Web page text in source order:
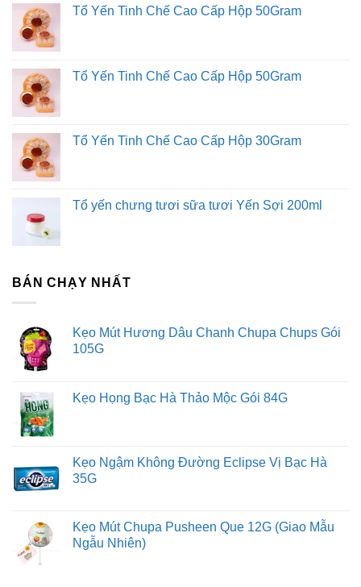
Tổ Yến Tinh Chế Cao Cấp Hộp 50Gram
Tổ Yến Tinh Chế Cao Cấp Hộp 50Gram
Tổ Yến Tinh Chế Cao Cấp Hộp 30Gram
Tổ yến chưng tươi sữa tươi Yến Sợi 200ml
BÁN CHẠY NHẤT
Kẹo Mút Hương Dâu Chanh Chupa Chups Gói
105G
Kẹo Họng Bạc Hà Thảo Mộc Gói 84G
Kẹo Ngậm Không Đường Eclipse Vị Bạc Hà
35G
Kẹo Mút Chupa Pusheen Que 12G (Giao Mẫu
Ngẫu Nhiên)